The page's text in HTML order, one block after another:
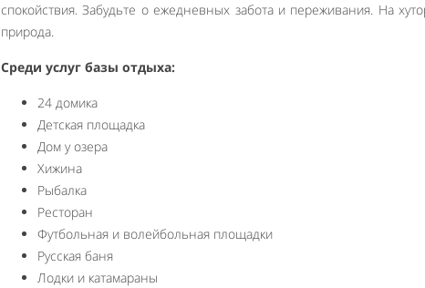
спокойствия. Забудьте о ежедневных забота и переживания. На
природа.
Среди услуг базы отдыха:
24 домика
Детская площадка
Дом у озера
Хижина
Рыбалка
Ресторан
Футбольная и волейбольная площадки
Русская баня
Лодки и катамараны